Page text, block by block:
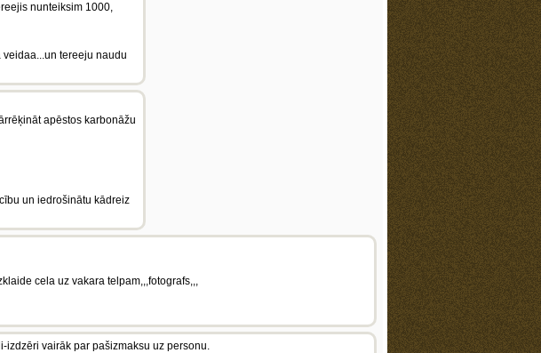
nunteiksim 1000,
tereeju naudu
apēstos karbonāžu
un iedrošinātu kādreiz
cela uz vakara telpam,,,fotografs,,,
izdzēri vairāk par pašizmaksu uz personu.